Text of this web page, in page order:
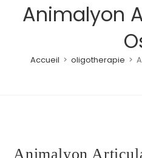
Animalyon
Accueil > oligotherapie >
Animalyon